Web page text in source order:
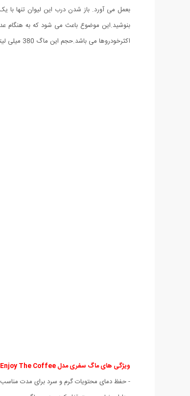
اکثرخودروها می باشد.‌حجم این ماگ 380 میلی لیتر است که حجم مناسبی میباشد.
ویژگی های ماگ سفری مدل Enjoy The Coffee :
-حفظ دمای محتویات گرم و سرد برای مدت مناسب